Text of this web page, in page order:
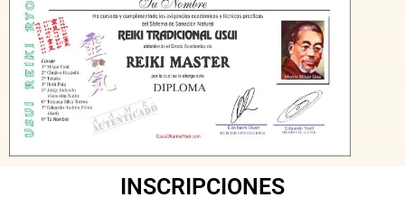
INSCRIPCIONES